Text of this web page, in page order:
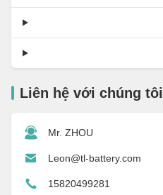
Liên hệ với chúng tôi
Mr. ZHOU
Leon@tl-battery.com
15820499281